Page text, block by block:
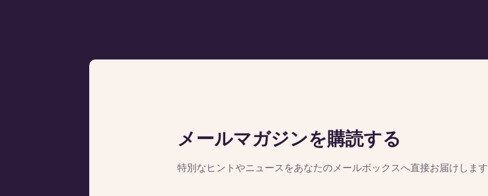
メールマガジンを購読する
特別なヒントやニュースをあなたのメールボックスへ直接お届けします